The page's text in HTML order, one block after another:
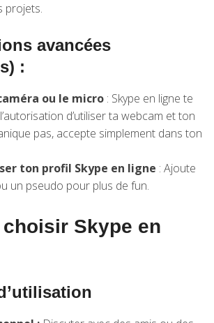
projets.
avancées
:
ou le micro : Skype en ligne te
d’utiliser ta webcam et ton
pas, accepte simplement dans ton
ton profil Skype en ligne : Ajoute
un pseudo pour plus de fun.
Skype en